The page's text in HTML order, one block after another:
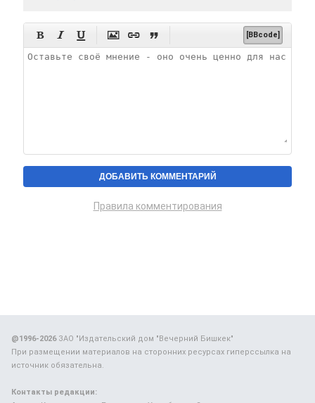
      [BBcode]
Правила комментирования
@1996-2026ЗАО "Издательский дом "Вечерний Бишкек"
При размещении материалов на сторонних ресурсах гиперссылка на
источник обязательна.
Контакты редакции: